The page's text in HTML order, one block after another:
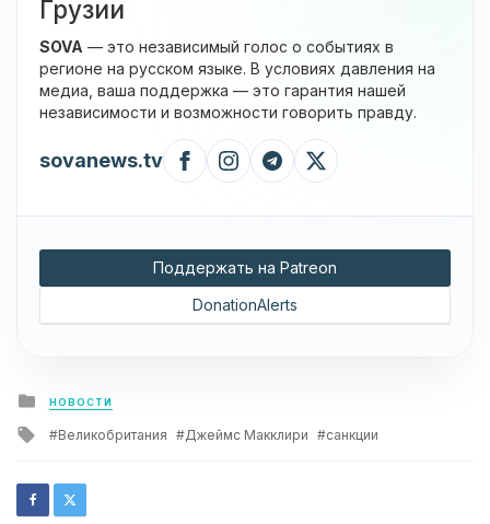
Грузии
SOVA — это независимый голос о событиях в
регионе на русском языке. В условиях давления на
медиа, ваша поддержка — это гарантия нашей
независимости и возможности говорить правду.
sovanews.tv
Поддержать на Patreon
DonationAlerts
Posted
in
НОВОСТИ
Tagged
Великобритания Джеймс Макклири санкции